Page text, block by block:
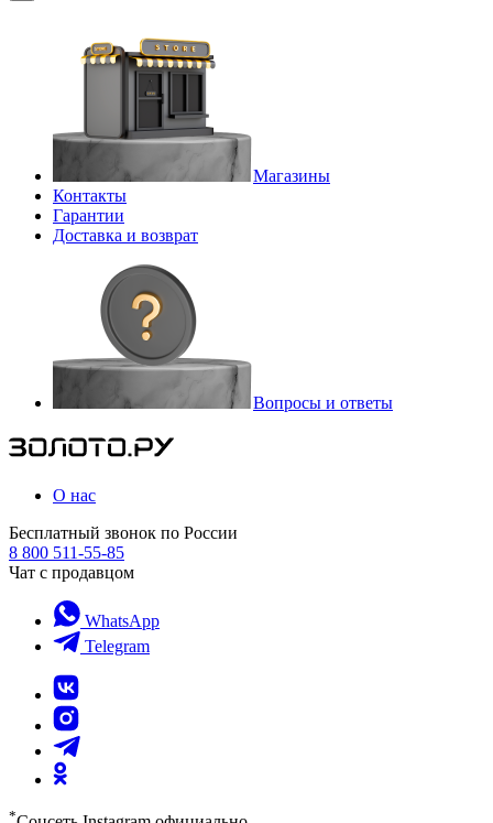
Магазины
Контакты
Гарантии
Доставка и возврат
Вопросы и ответы
О нас
Бесплатный звонок по России
8 800 511-55-85
Чат с продавцом
WhatsApp
Telegram
*